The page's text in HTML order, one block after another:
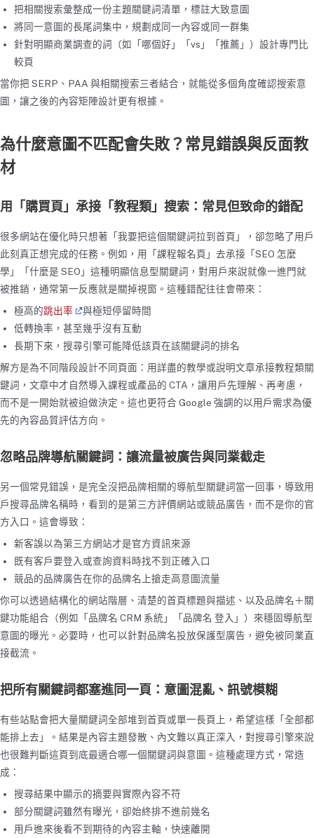
把相關搜索彙整成一份主題關鍵詞清單，標註大致意圖
將同一意圖的長尾詞集中，規劃成同一內容或同一群集
針對明顯商業調查的詞（如「哪個好」「vs」「推薦」）設計專門比
較頁
當你把 SERP、PAA 與相關搜索三者結合，就能從多個角度確認搜索意
圖，讓之後的內容矩陣設計更有根據。
為什麼意圖不匹配會失敗？常見錯誤與反面教
材
用「購買頁」承接「教程類」搜索：常見但致命的錯配
很多網站在優化時只想著「我要把這個關鍵詞拉到首頁」，卻忽略了用戶
此刻真正想完成的任務。例如，用「課程報名頁」去承接「SEO 怎麼
學」「什麼是 SEO」這種明顯信息型關鍵詞，對用戶來說就像一進門就
被推銷，通常第一反應就是關掉視窗。這種錯配往往會帶來：
極高的跳出率
與極短停留時間
低轉換率，甚至幾乎沒有互動
長期下來，搜尋引擎可能降低該頁在該關鍵詞的排名
解方是為不同階段設計不同頁面：用詳盡的教學或說明文章承接教程類關
鍵詞，文章中才自然導入課程或產品的 CTA，讓用戶先理解、再考慮，
而不是一開始就被迫做決定。這也更符合 Google 強調的以用戶需求為優
先的內容品質評估方向。
忽略品牌導航關鍵詞：讓流量被廣告與同業截走
另一個常見錯誤，是完全沒把品牌相關的導航型關鍵詞當一回事，導致用
戶搜尋品牌名稱時，看到的是第三方評價網站或競品廣告，而不是你的官
方入口。這會導致：
新客誤以為第三方網站才是官方資訊來源
既有客戶要登入或查詢資料時找不到正確入口
競品的品牌廣告在你的品牌名上搶走高意圖流量
你可以透過結構化的網站階層、清楚的首頁標題與描述、以及品牌名＋關
鍵功能組合（例如「品牌名 CRM 系統」「品牌名 登入」）來穩固導航型
意圖的曝光。必要時，也可以針對品牌名投放保護型廣告，避免被同業直
接截流。
把所有關鍵詞都塞進同一頁：意圖混亂、訊號模糊
有些站點會把大量關鍵詞全部堆到首頁或單一長頁上，希望這樣「全部都
能排上去」。結果是內容主題發散、內文難以真正深入，對搜尋引擎來說
也很難判斷這頁到底最適合哪一個關鍵詞與意圖。這種處理方式，常造
成：
搜尋結果中顯示的摘要與實際內容不符
部分關鍵詞雖然有曝光，卻始終排不進前幾名
用戶進來後看不到期待的內容主軸，快速離開